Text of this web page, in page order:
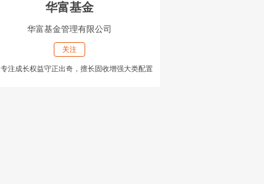
华富基金
华富基金管理有限公司
关注
专注成长权益守正出奇，擅长固收增强大类配置